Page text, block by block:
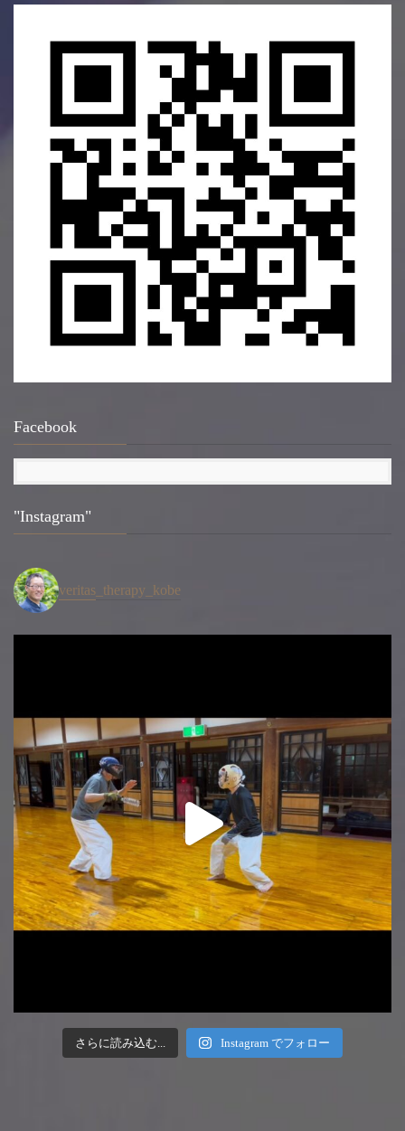
Facebook
"Instagram"
veritas_therapy_kobe
さらに読み込む... Instagram でフォロー